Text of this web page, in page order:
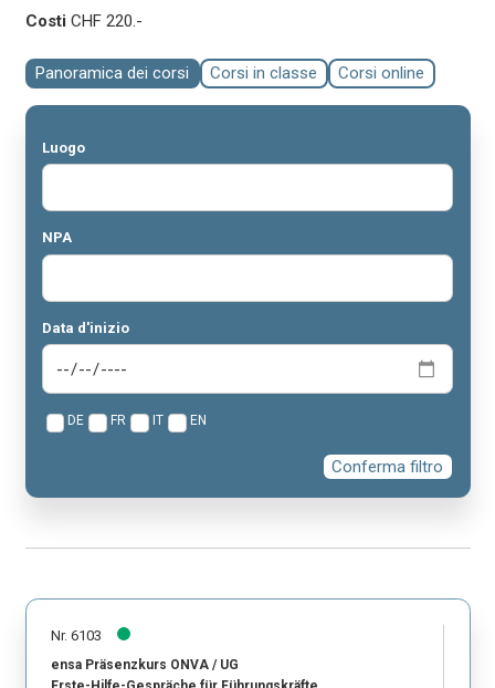
Costi CHF 220.-
Panoramica dei corsi Corsi in classe Corsi online
Luogo
NPA
Data d'inizio
DE FR IT EN
Conferma filtro
Nr. 6103
ensa Präsenzkurs ONVA / UG